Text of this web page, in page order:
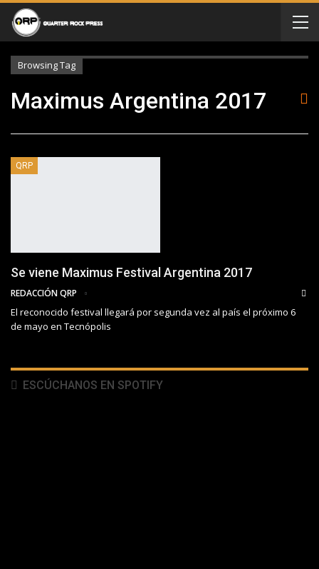
Browsing Tag
Maximus Argentina 2017
QRP
Se viene Maximus Festival Argentina 2017
REDACCIÓN QRP
El reconocido festival llegará por segunda vez al país el próximo 6
de mayo en Tecnópolis
ESCÚCHANOS EN SPOTIFY